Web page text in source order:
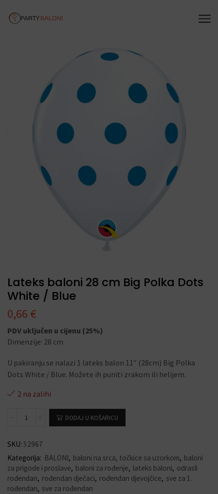
Lateks baloni 28 cm Big Polka Dots
White / Blue
0,66 €
PDV uključen u cijenu (25%)
Dimenzije: 28 cm
U pakiranju se nalazi 1 lateks balon 11″ (28cm) Big Polka
Dots White / Blue. Možete ih puniti zrakom ili helijem.
2 na zalihi
DODAJ U KOŠARICU
SKU: 52967
Kategorija: BALONI, baloni na srca, točkice sa uzorkom, baloni
za prigode i proslave, baloni za rođenje, lateks baloni, odrasli
rođendan, rođendan dječaci, rođendan djevojčice, sve za 1.
rođendan, sve za rođendan